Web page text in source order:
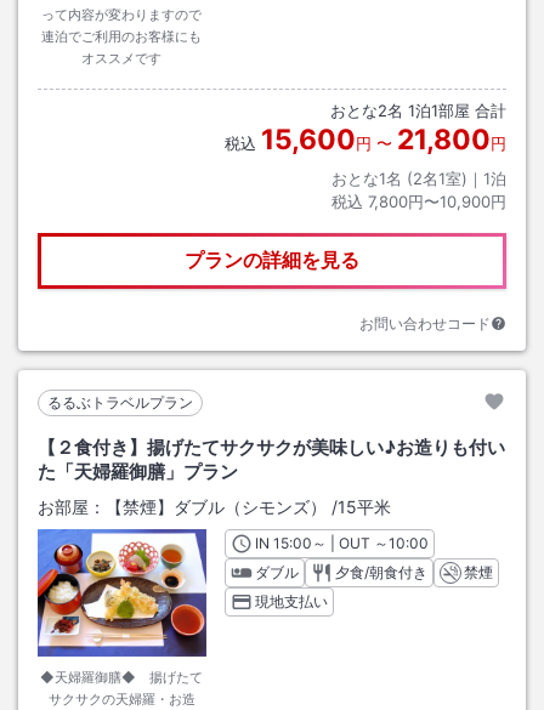
って内容が変わりますので
連泊でご利用のお客様にも
オススメです
おとな2名 1泊1部屋 合計
税込 15,600円 〜 21,800円
おとな1名 (2名1室)｜ 1泊
税込 7,800円〜10,900円
プランの詳細を見る
お問い合わせコード
るるぶトラベルプラン
【２食付き】揚げたてサクサクが美味しい♪お造りも付い
た「天婦羅御膳」プラン
お部屋： 【禁煙】ダブル（シモンズ） /15平米
◆天婦羅御膳◆ 揚げたて
サクサクの天婦羅・お造
INチェックイン
15:00 ～ | OUT チェックアウト
～10:00
ダブル
夕食/朝食付き
禁煙
現地支払い